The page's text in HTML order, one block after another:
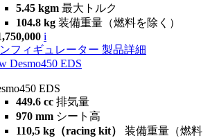
5.45 kgm 最大トルク
104.8 kg 装備重量（燃料を除く）
i
フィギュレーター 製品詳細
Desmo450 EDS
EDS
449.6 cc 排気量
970 mm シート高
110,5 kg（racing kit） 装備重量（燃料